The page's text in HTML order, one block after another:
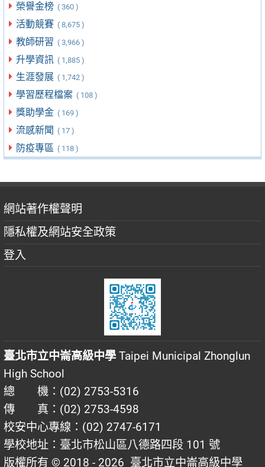
榮譽金榜 ( 360 )
活動競賽 ( 8,675 )
教師研習 ( 3,966 )
升學資訊 ( 1,885 )
生涯發展 ( 1,742 )
學習歷程檔案 ( 108 )
獎助學金 ( 169 )
流感新聞 ( 17 )
防疫專區 ( 118 )
網站著作權聲明
隱私權及網站安全政策
登入
臺北市立中崙高級中學 Taipei Municipal Zhonglun
High School
總 機：(02) 2753-5316
傳 真：(02) 2753-4598
校安中心專線：(02) 2747-6171
學校地址：臺北市松山區八德路四段 101 號
版權所有 © 2018 - 2026 臺北市立中崙高級中學